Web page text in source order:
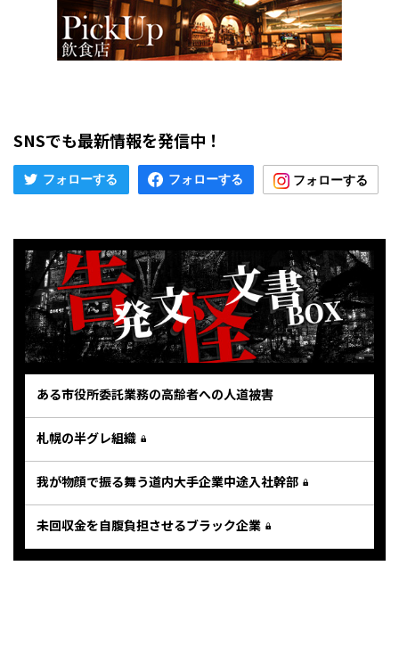
SNSでも最新情報を発信中！
ある市役所委託業務の高齢者への人道被害
札幌の半グレ組織
我が物顔で振る舞う道内大手企業中途入社幹部
未回収金を自腹負担させるブラック企業